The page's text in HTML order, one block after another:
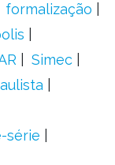
formalização
Simec
série